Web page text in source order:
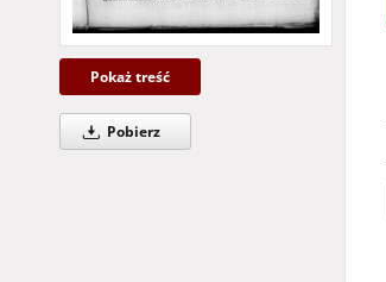
Pokaż treść
Pobierz